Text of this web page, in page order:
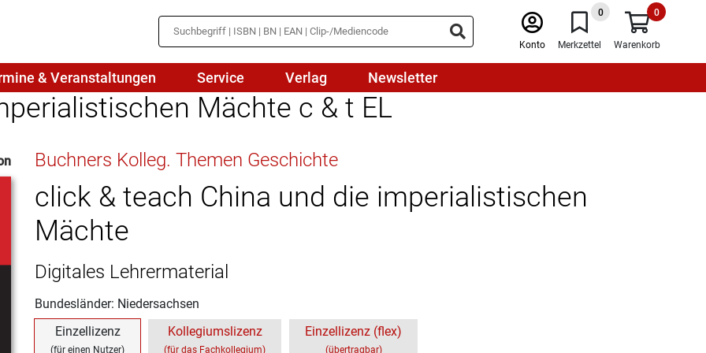
Konto
0
Merkzettel
0
Warenkorb
Medienbildung
Naturwissenschaften/NuT
Physik
Politik
Religion
Spanisch
& Veranstaltungen Service Verlag Newsletter
Mächte c & t EL
Buchners Kolleg. Themen Geschichte
click & teach China und die imperialistischen
Mächte
Digitales Lehrermaterial
Bundesländer: Niedersachsen
Einzellizenz
(für einen Nutzer)
Kollegiumslizenz
(für das Fachkollegium)
Einzellizenz (flex)
(übertragbar)